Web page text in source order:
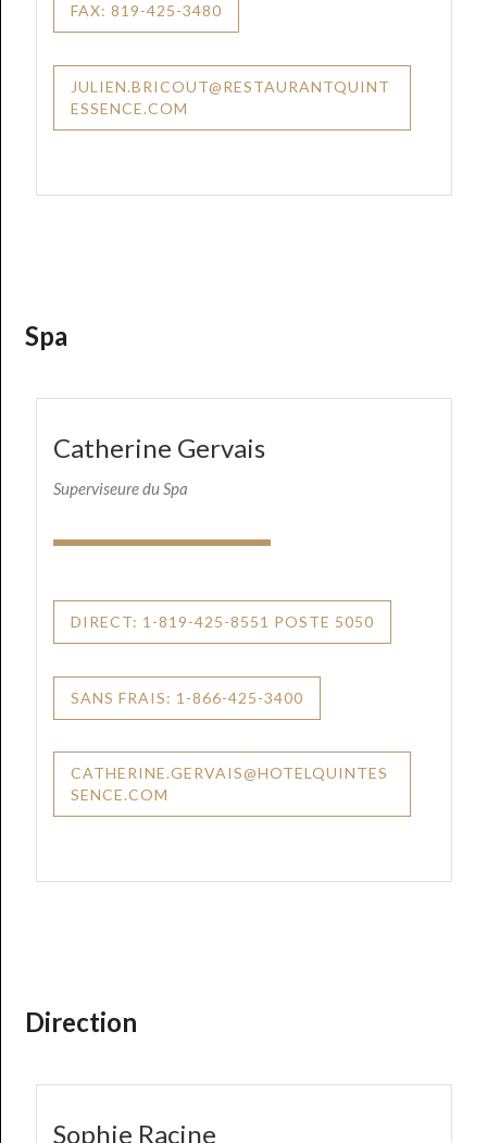
FAX: 819-425-3480
JULIEN.BRICOUT@RESTAURANTQUINT
ESSENCE.COM
Spa
Catherine Gervais
Superviseure du Spa
DIRECT: 1-819-425-8551 POSTE 5050
SANS FRAIS: 1-866-425-3400
CATHERINE.GERVAIS@HOTELQUINTES
SENCE.COM
Direction
Sophie Racine